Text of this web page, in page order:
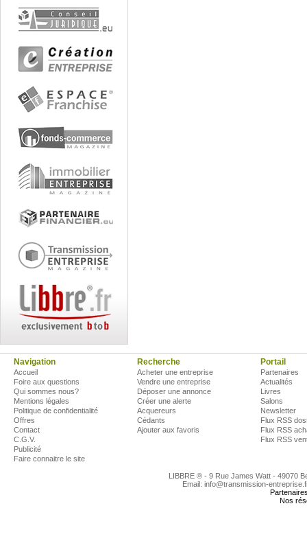
Navigation
Accueil
Foire aux questions
Qui sommes nous?
Mentions légales
Politique de confidentialité
Offres
Contact
C.G.V.
Publicité
Faire connaitre le site
Recherche
Acheter une entreprise
Vendre une entreprise
Déposer une annonce
Créer une alerte
Acquereurs
Cédants
Ajouter aux favoris
Portail
Partenaires
Actualités
Livres
Salons
Newsletter
Flux RSS
Flux RSS
Flux RSS
LIBBRE ® - 9 Rue James Watt - 49070
Email: info@transmission-
Nos